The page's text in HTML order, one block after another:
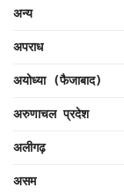
अन्य
अपराध
अयोध्या (फैजाबाद)
अरुणाचल प्रदेश
अलीगढ़
असम